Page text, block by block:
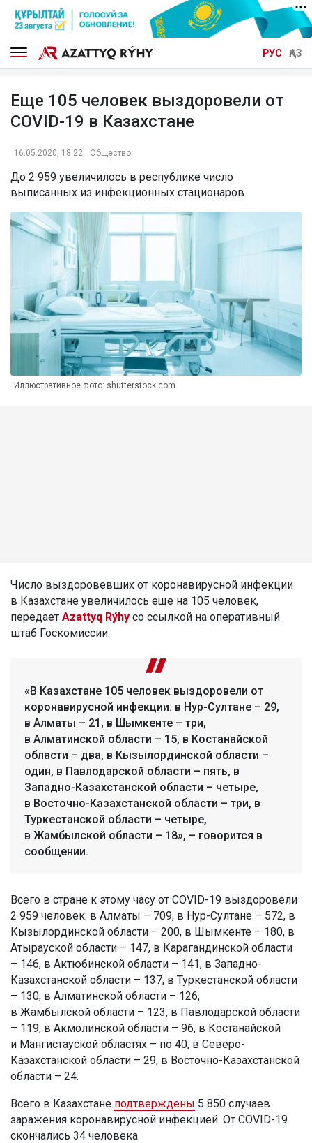
РУС ҚАЗ
Еще 105 человек выздоровели от
COVID-19 в Казахстане
16.05.2020, 18:22 Общество
До 2 959 увеличилось в республике число
выписанных из инфекционных стационаров
Иллюстративное фото: shutterstock.com
Число выздоровевших от коронавирусной инфекции
в Казахстане увеличилось еще на 105 человек,
передает Azattyq Rýhy со ссылкой на оперативный
штаб Госкомиссии.
«В Казахстане 105 человек выздоровели от
коронавирусной инфекции: в Нур-Султане – 29,
в Алматы – 21, в Шымкенте – три,
в Алматинской области – 15, в Костанайской
области – два, в Кызылординской области –
один, в Павлодарской области – пять, в
Западно-Казахстанской области – четыре,
в Восточно-Казахстанской области – три, в
Туркестанской области – четыре,
в Жамбылской области – 18», – говорится в
сообщении.
Всего в стране к этому часу от COVID-19 выздоровели
2 959 человек: в Алматы – 709, в Нур-Султане – 572, в
Кызылординской области – 200, в Шымкенте – 180, в
Атырауской области – 147, в Карагандинской области
– 146, в Актюбинской области – 141, в Западно-
Казахстанской области – 137, в Туркестанской области
– 130, в Алматинской области – 126,
в Жамбылской области – 123, в Павлодарской области
– 119, в Акмолинской области – 96, в Костанайской
и Мангистауской областях – по 40, в Северо-
Казахстанской области – 29, в Восточно-Казахстанской
области – 24.
Всего в Казахстане подтверждены 5 850 случаев
заражения коронавирусной инфекцией. От COVID-19
скончались 34 человека.